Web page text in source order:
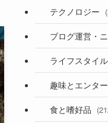
テクノロジー
(36)
(187)
(53)
ブログ運営・
(118)
(181)
ライフスタイル
(394)
趣味とエンタ
(56)
食と嗜好品